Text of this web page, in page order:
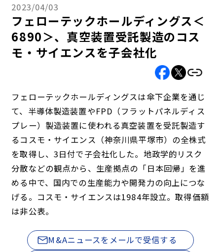
2023/04/03
フェローテックホールディングス＜
6890＞、真空装置受託製造のコス
モ・サイエンスを子会社化
フェローテックホールディングスは傘下企業を通じ
て、半導体製造装置やFPD（フラットパネルディス
プレー）製造装置に使われる真空装置を受託製造す
るコスモ・サイエンス（神奈川県平塚市）の全株式
を取得し、3日付で子会社化した。地政学的リスク
分散などの観点から、生産拠点の「日本回帰」を進
める中で、国内での生産能力や開発力の向上につな
げる。コスモ・サイエンスは1984年設立。取得価額
は非公表。
M&Aニュースをメールで受信する